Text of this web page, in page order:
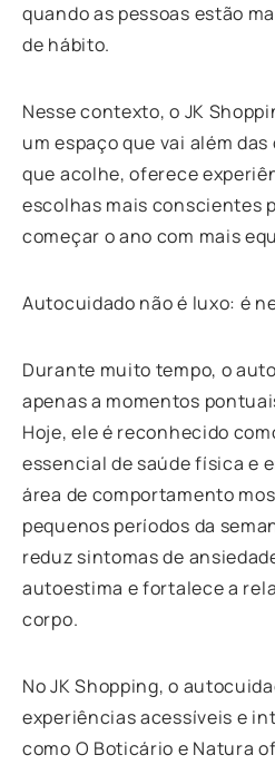
quando as pessoas estão
de hábito.
Nesse contexto, o JK
um espaço que vai além
que acolhe, oferece
escolhas mais conscientes
começar o ano com mais
Autocuidado não é luxo: é
Durante muito tempo, o
apenas a momentos
Hoje, ele é reconhecido
essencial de saúde física e
área de comportamento
pequenos períodos da
reduz sintomas de
autoestima e fortalece a
corpo.
No JK Shopping, o
experiências acessíveis e
como O Boticário e Natura